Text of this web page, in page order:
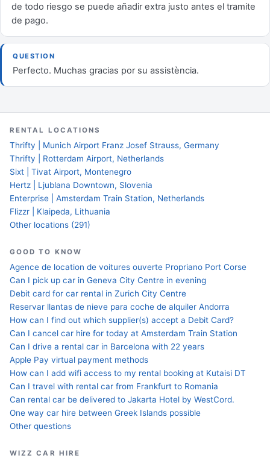
de todo riesgo se puede añadir extra justo antes el tramite
de pago.
QUESTION
Perfecto. Muchas gracias por su assistència.
RENTAL LOCATIONS
Thrifty | Munich Airport Franz Josef Strauss, Germany
Thrifty | Rotterdam Airport, Netherlands
Sixt | Tivat Airport, Montenegro
Hertz | Ljublana Downtown, Slovenia
Enterprise | Amsterdam Train Station, Netherlands
Flizzr | Klaipeda, Lithuania
Other locations (291)
GOOD TO KNOW
Agence de location de voitures ouverte Propriano Port Corse
Can I pick up car in Geneva City Centre in evening
Debit card for car rental in Zurich City Centre
Reservar llantas de nieve para coche de alquiler Andorra
How can I find out which supplier(s) accept a Debit Card?
Can I cancel car hire for today at Amsterdam Train Station
Can I drive a rental car in Barcelona with 22 years
Apple Pay virtual payment methods
How can I add wifi access to my rental booking at Kutaisi DT
Can I travel with rental car from Frankfurt to Romania
Can rental car be delivered to Jakarta Hotel by WestCord.
One way car hire between Greek Islands possible
Other questions
WIZZ CAR HIRE